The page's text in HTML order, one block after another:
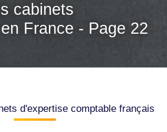
cabinets
France - Page 22
d'expertise comptable français